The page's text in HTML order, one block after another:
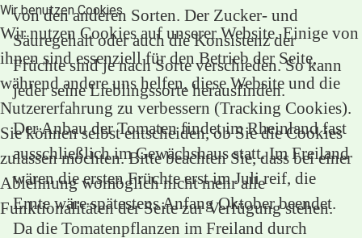
von den anderen Sorten. Der Zucker- und
Säuregehalt oder auch die Konsistenz der
Früchte sind je nach Sorte verschieden. So kann
jeder seine Lieblingssorte herausfinden.
Der Anbau der Tomaten findet im Rheinland fast
ausschließlich im Gewächshaus statt. Im Freiland
wären die ersten Früchte erst im Juli reif, die
Ernte wäre spätestens Anfang Oktober beendet.
Da die Tomatenpflanzen im Freiland durch
Wir benutzen Cookies
Wir nutzen Cookies auf unserer Website. Einige von
ihnen sind essenziell für den Betrieb der Seite,
während andere uns helfen, diese Website und die
Nutzererfahrung zu verbessern (Tracking Cookies).
Sie können selbst entscheiden, ob Sie die Cookies
zulassen möchten. Bitte beachten Sie, dass bei einer
Ablehnung womöglich nicht mehr alle
Funktionalitäten der Seite zur Verfügung stehen.